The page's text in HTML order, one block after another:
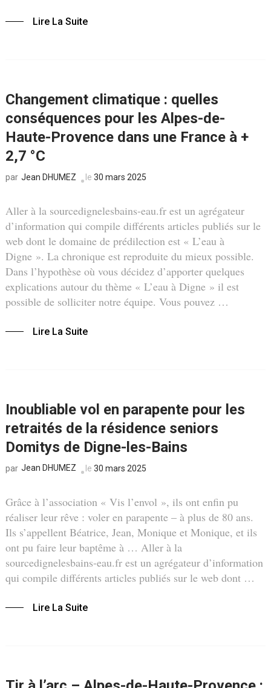
Lire La Suite
Changement climatique : quelles
conséquences pour les Alpes-de-
Haute-Provence dans une France à +
2,7 °C
par Jean DHUMEZ le 30 mars 2025
Aller à la sourcedignelesbains-eau.fr est un agrégateur
d’information qui compile différents articles publiés sur le
web dont le domaine de prédilection est « L’eau à
Digne ». La chronique est reproduite du mieux possible.
Dans l’hypothèse où vous décidez d’apporter quelques
explications autour du thème « L’eau à Digne » il est
possible de solliciter notre équipe. Vous pouvez …
Lire La Suite
Inoubliable vol en parapente pour les
retraités de la résidence seniors
Domitys de Digne-les-Bains
par Jean DHUMEZ le 30 mars 2025
Grâce à l’association « Vis l’envol », ils ont enfin pu
réaliser leur rêve : voler en parapente – à plus de 80 ans.
Ils s’appellent Béatrice, Jean, Monique et Monique, et ils
ont pu faire leur baptême à … Aller à la
sourcedignelesbains-eau.fr est un agrégateur d’information
qui compile différents articles publiés sur le web dont …
Lire La Suite